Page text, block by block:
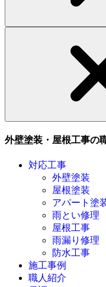
外壁塗装・屋根工事の
対応工事
外壁塗装
屋根塗装
アパート塗
雨とい修理
屋根工事
雨漏り修理
防水工事
施工事例
職人紹介